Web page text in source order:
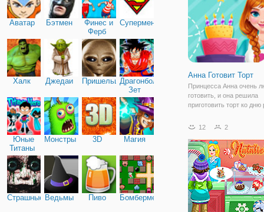
Аватар Бэтмен
Финес и
Ферб
Супермен
Халк Джедаи ПришельцыДрагонболл
Зет
Юные
Титаны
Монстры 3D Магия
Страшные Ведьмы Пиво Бомбермен
мультяшной графике, в
Анна Готовит Торт
Принцесса Анна очень
готовить, и она решила
приготовить торт ко дню
вместе поможем нашей
Сначала необходимо
переодеться,
12 2